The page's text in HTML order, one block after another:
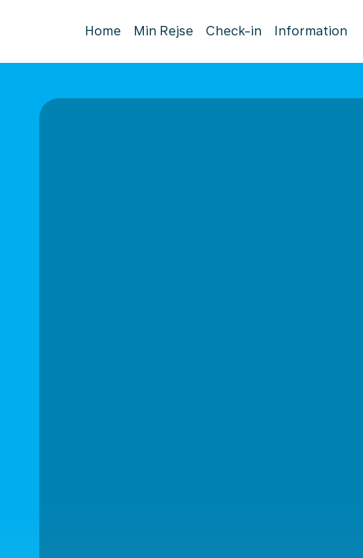
Home Min Rejse Check-in Information